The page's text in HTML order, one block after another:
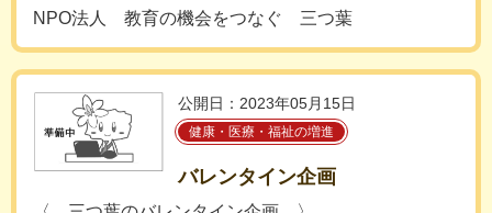
NPO法人 教育の機会をつなぐ 三つ葉
公開日：2023年05月15日
健康・医療・福祉の増進
バレンタイン企画